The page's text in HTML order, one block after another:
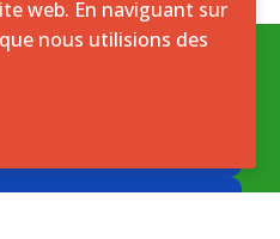
ouverte
web. En naviguant sur
nous utilisions des